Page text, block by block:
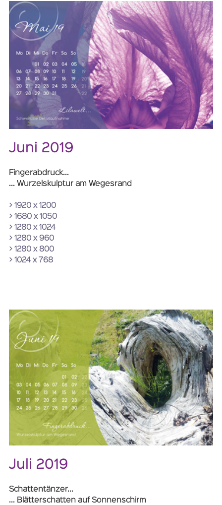
Juni 2019
Fingerabdruck...
... Wurzelskulptur am Wegesrand
> 1920 x 1200
> 1680 x 1050
> 1280 x 1024
> 1280 x 960
> 1280 x 800
> 1024 x 768
Juli 2019
Schattentänzer...
... Blätterschatten auf Sonnenschirm